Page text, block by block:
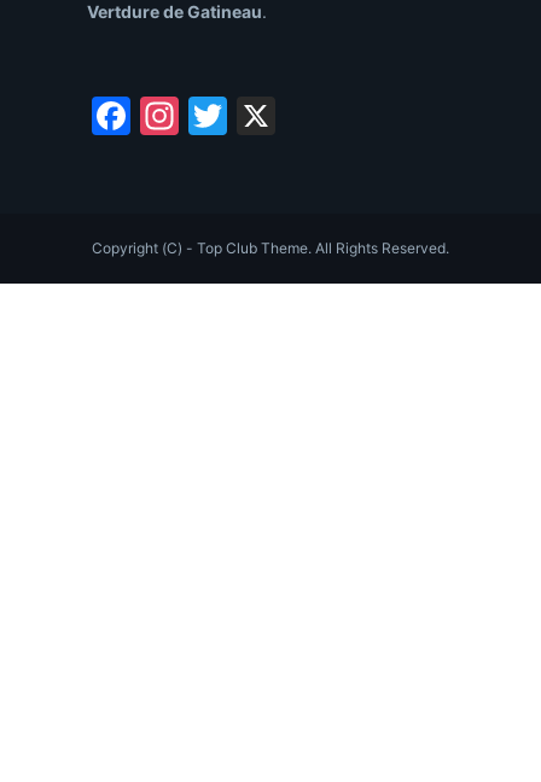
Vertdure de Gatineau.
Facebook
Instagram
Twitter
Copyright (C) - Top Club Theme. All Rights Reserved.